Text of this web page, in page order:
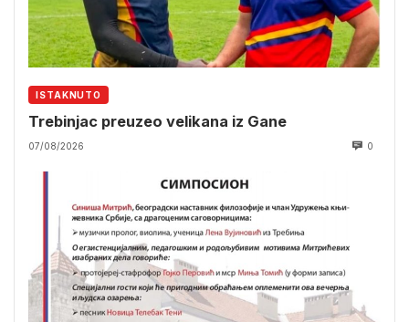
ISTAKNUTO
Trebinjac preuzeo velikana iz Gane
07/08/2026 0